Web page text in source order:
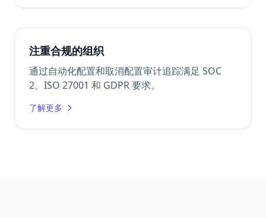
注重合规的组织
通过自动化配置和取消配置审计追踪满足 SOC
2、ISO 27001 和 GDPR 要求。
了解更多